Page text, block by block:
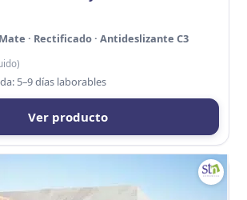
Mate · Rectificado · Antideslizante C3
5–9 días laborables
Ver producto